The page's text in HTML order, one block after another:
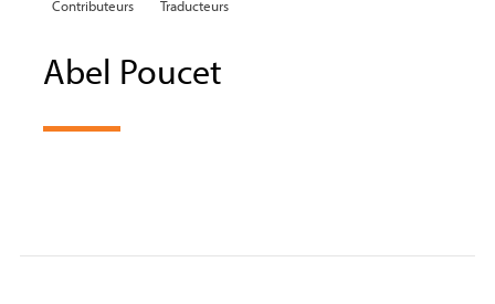
Contributeurs Traducteurs
Abel Poucet